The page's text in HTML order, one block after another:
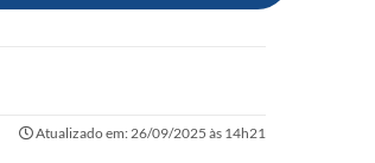
Atualizado em: 26/09/2025 às 14h21